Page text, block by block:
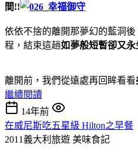
間!!
依依不捨的離開那夢幻的藍洞
程，結束這趟如夢般短暫卻又
離開前，我們從遠處再回眸看看
繼續閱讀
14年前
在威尼斯吃五星級 Hilton之早餐
2011義大利旅遊 美味食記